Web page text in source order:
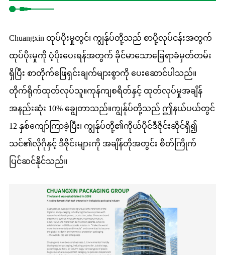
Chuangxin ထုပ်ပိုးမှုတွင်၊ ကျွန်ုပ်တို့သည် စာပို့လုပ်ငန်းအတွက်
ထုပ်ပိုးမှုကို ပံ့ပိုးပေးရန်အတွက် ခိုင်မာသောခြေရာခံမှတ်တမ်း
ရှိပြီး စာတိုက်ဖြေရှင်းချက်များစွာကို ပေးဆောင်ပါသည်။
တိုက်ရိုက်ထုတ်လုပ်သူ။ကုန်ကျစရိတ်နှင့် ထုတ်လုပ်မှုအချိန်
အနည်းဆုံး 10% ချွေတာသည်။ကျွန်ုပ်တို့သည် ဤနယ်ပယ်တွင်
12 နှစ်ကျော်ကြာခဲ့ပြီး၊ ကျွန်ုပ်တို့၏ကိုယ်ပိုင်ဒီဇိုင်းဆိုင်ရှိ၍
သင်၏လိုဂိုနှင့် ဒီဇိုင်းများကို အချိန်တိုအတွင်း စိတ်ကြိုက်
ပြင်ဆင်နိုင်သည်။